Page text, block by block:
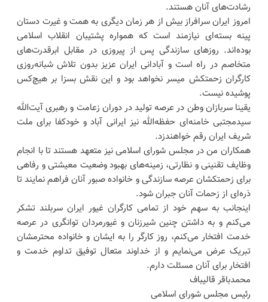
رشادت‌های آنان هستند.
امروز ایران سرافراز بیش از هر زمان دیگری به همت و غیرت دستان
پینه بسته‌ای نیازمند است که همواره پشتیبان انقلاب اسلامی
بوده‌اند. روزهای سازندگی پس از پیروزی در مقابل ابرقدرت‌های
متخاصم در راه است و آبادانی ایران عزیز بدون تلاش شبانه‌روزی
کارگران زحمتکش میسر نخواهد بود و این نقش بسزا بر هیچ‌کس
پوشیده نیست.
یقینا سربازان وطن در عرصه تولید در دوران زعامت و رهبری آیت‌الله
سیدمجتبی خامنه‌ای حفظه‌الله نیز ایرانی آباد و خودکفا برای ملت
شریف ایران رقم خواهندزد.
همکاران من در مجلس شورای اسلامی نیز متعهد هستند تا با انجام
وظایف تقنینی و نظارتی، زمینه‌های بهبود وضعیت معیشتی و رفاهی
برای زحمتکشان عرصه سازندگی و خانواده صبور آنان فراهم نمایند تا
ذره‌ای از زحمات آنان جبران شود.
اینجانب به سهم خود از تمامی کارگران غیور ایران سربلند تشکر
می‌کنم و به داشتن چنین شیرزنان و غیورمردان توانگری در عرصه
خدمت افتخار می‌کنم، روز کارگر را به ایشان و خانواده محترمشان
تبریک عرض می‌نمایم و از خداوند متعال توفیق تداوم خدمت و
افتخار برای آنان مسئلت دارم.
محمدباقر قالیباف
رئیس مجلس شورای اسلامی